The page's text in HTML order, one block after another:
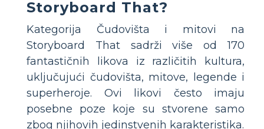
Storyboard That?
Kategorija Čudovišta i mitovi na
Storyboard That sadrži više od 170
fantastičnih likova iz različitih kultura,
uključujući čudovišta, mitove, legende i
superheroje. Ovi likovi često imaju
posebne poze koje su stvorene samo
zbog njihovih jedinstvenih karakteristika.